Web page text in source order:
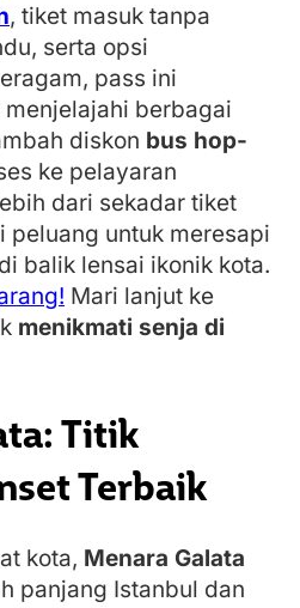
, tiket masuk tanpa
serta opsi
pass ini
berbagai
diskon bus hop-
ke pelayaran
dari sekadar tiket
peluang untuk meresapi
balik lensai ikonik kota.
Mari lanjut ke
menikmati senja di
Titik
Terbaik
kota, Menara Galata
panjang Istanbul dan